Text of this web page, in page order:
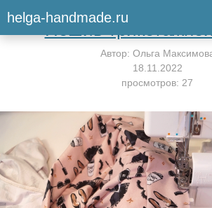
helga-handmade.ruВернуться к мастер-
Пошив
Автор: Ольга
18.11.2022
просмотров: 27